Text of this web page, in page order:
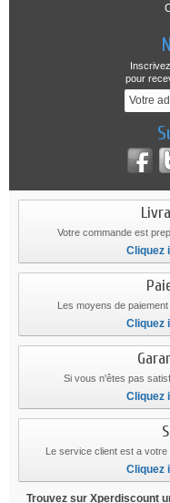
pour
Votre commande est
Cliquez
Les moyens de
Cliquez
Si vous n'êtes pas
Cliquez
Le service client est a
Cliquez
Trouvez sur Xperdiscount